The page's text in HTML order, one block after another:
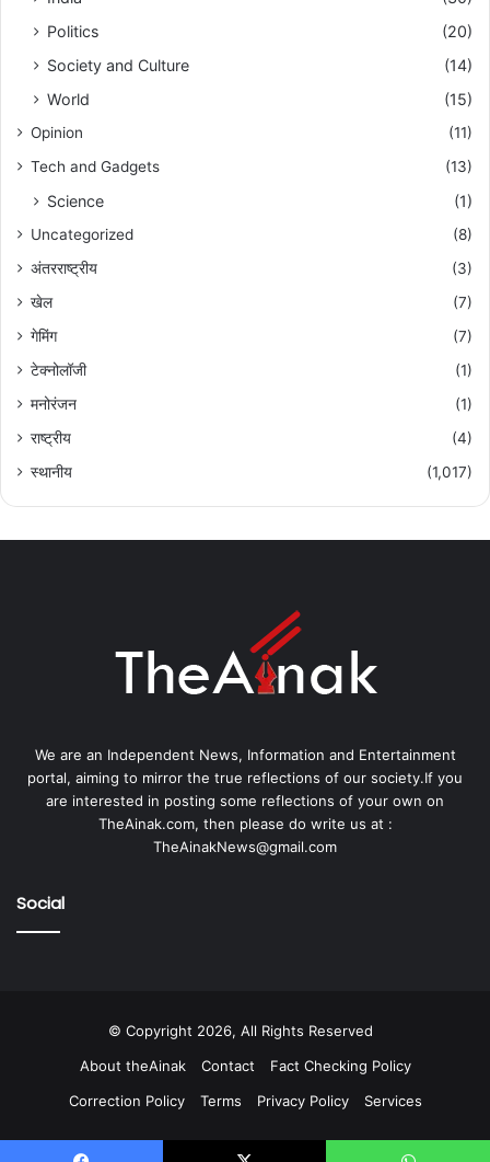
Politics
(20)
Society and Culture
(14)
World
(15)
Opinion
(11)
Tech and Gadgets
(13)
Science (1)
Uncategorized
(8)
अंतरराष्ट्रीय
(3)
खेल
(7)
गेमिंग
(7)
टेक्नोलॉजी
(1)
मनोरंजन
(1)
राष्ट्रीय
(4)
स्थानीय
(1,017)
We are an Independent News, Information and Entertainment
portal, aiming to mirror the true reflections of our society.If you
are interested in posting some reflections of your own on
TheAinak.com, then please do write us at :
TheAinakNews@gmail.com
Social
© Copyright 2026, All Rights Reserved
About theAinak
Contact
Fact Checking Policy
Correction Policy
Terms Privacy Policy Services